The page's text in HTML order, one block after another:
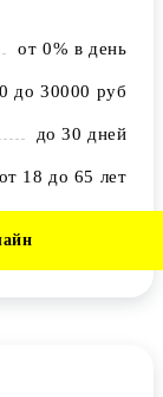
от 0% в день
до 30000 руб
до 30 дней
от 18 до 65 лет